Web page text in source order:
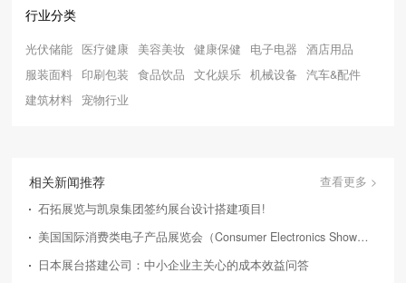
行业分类
光伏储能 医疗健康 美容美妆 健康保健 电子电器
酒店用品
服装面料
印刷包装 食品饮品 文化娱乐 机械设备
汽车&配件
建筑材料
宠物行业
相关新闻推荐
查看更多 >
石拓展览与凯泉集团签约展台设计搭建项目!
美国国际消费类电子产品展览会（Consumer Electronics Show，简称CES）
日本展台搭建公司：中小企业主关心的成本效益问答